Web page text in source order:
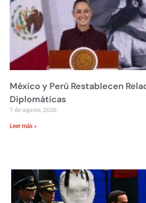
México y Perú Restablecen
Diplomáticas
7 de agosto, 2026
Leer más »